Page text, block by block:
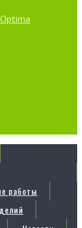
работы